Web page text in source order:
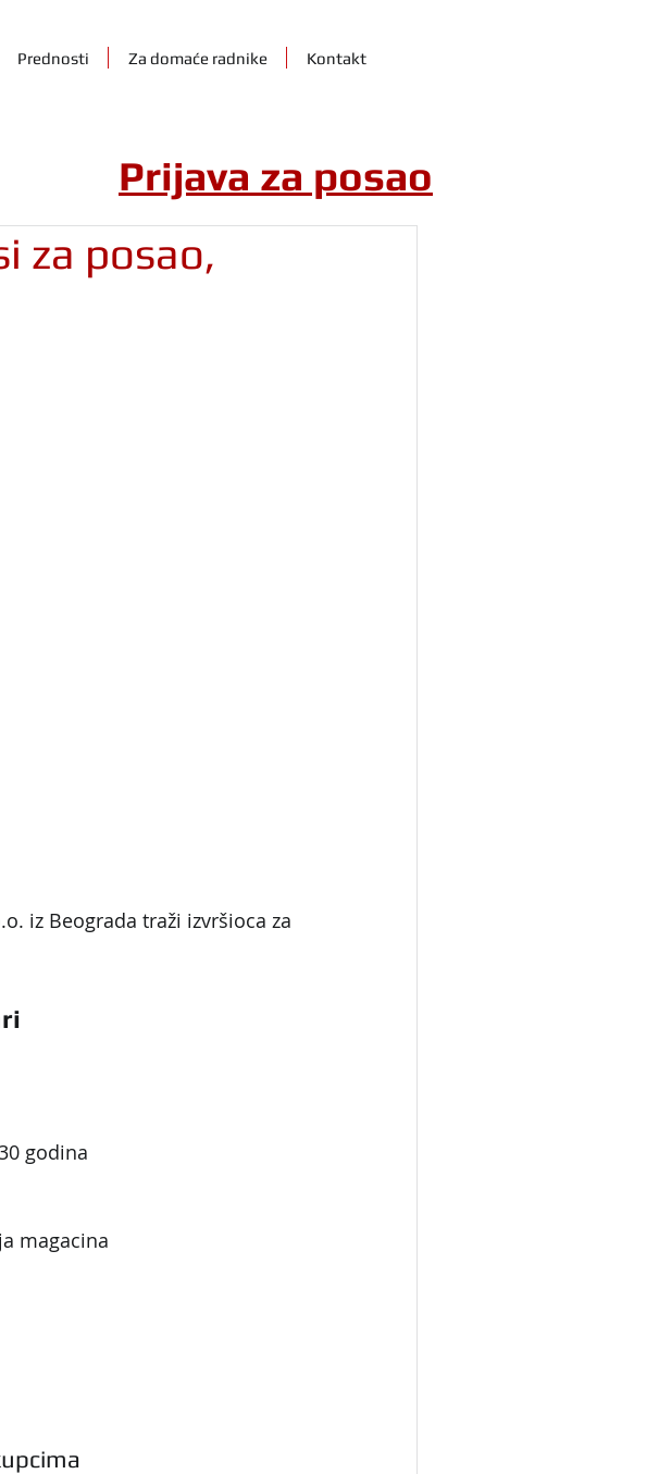
Prednosti Za domaće radnike Kontakt
za posao,
iz Beograda traži izvršioca za
godina
magacina
Prijava za posao